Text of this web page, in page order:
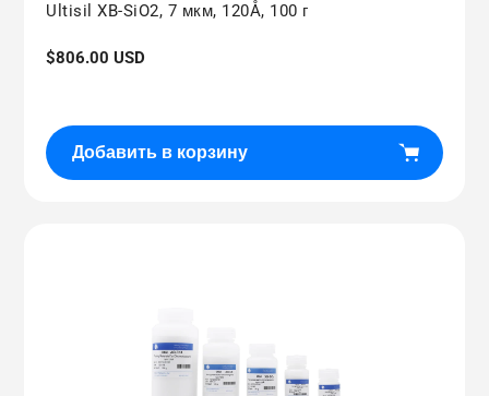
Ultisil XB-SiO2, 7 мкм, 120Å, 100 г
Обычная
$806.00 USD
Добавить в корзину